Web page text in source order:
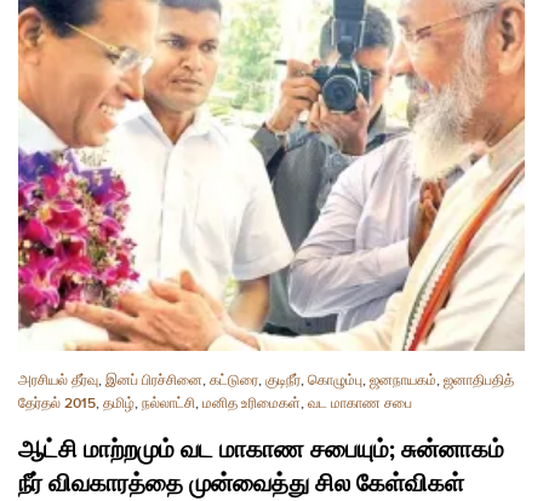
அரசியல் தீர்வு, இனப் பிரச்சினை, கட்டுரை, குடிநீர், கொழும்பு, ஜனநாயகம், ஜனாதிபதித்
தேர்தல் 2015, தமிழ், நல்லாட்சி, மனித உரிமைகள், வட மாகாண சபை
ஆட்சி மாற்றமும் வட மாகாண சபையும்; சுன்னாகம்
நீர் விவகாரத்தை முன்வைத்து சில கேள்விகள்